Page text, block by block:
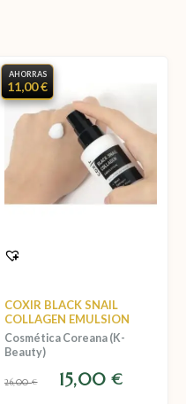
AHORRAS
11,00 €
COXIR BLACK SNAIL
COLLAGEN EMULSION
Cosmética Coreana (K-
Beauty)
26,00€ 15,00€